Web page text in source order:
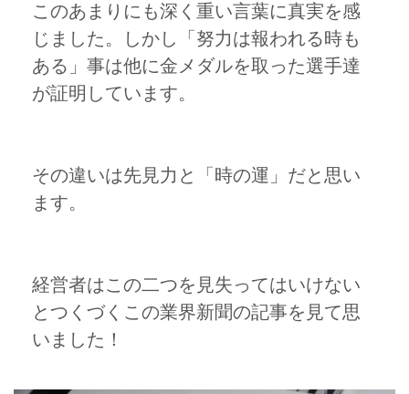
このあまりにも深く重い言葉に真実を感
じました。しかし「努力は報われる時も
ある」事は他に金メダルを取った選手達
が証明しています。
その違いは先見力と「時の運」だと思い
ます。
経営者はこの二つを見失ってはいけない
とつくづくこの業界新聞の記事を見て思
いました！